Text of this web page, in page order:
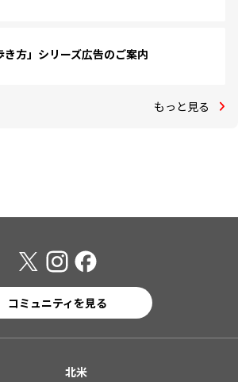
き方」シリーズ広告のご案内
もっと見る
コミュニティを見る
北米